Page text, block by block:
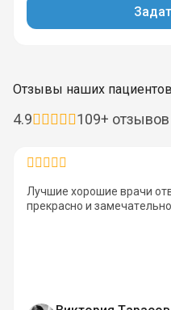
Отзывы наших пациентов
4.9 109+ отзывов
Лучшие хорошие врачи
прекрасно и замечательно